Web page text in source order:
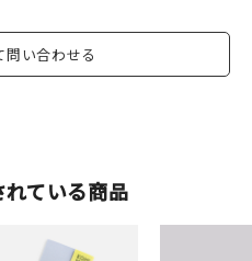
問い合わせる
ている商品